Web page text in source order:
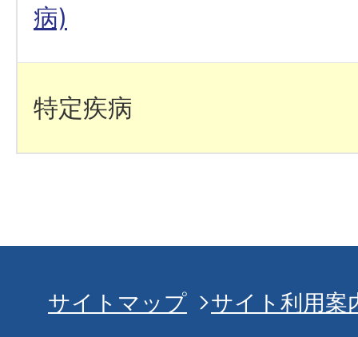
病)
特定疾病
サイトマップ
サイト利用案